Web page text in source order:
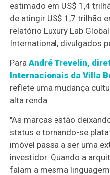
estimado em US$ 1,4
de atingir US$ 1,7 trilhão
relatório Luxury Lab
International, divulgados
ParaAndré Trevelin,
Internacionais da Villa
reflete uma mudança
alta renda.
"As marcas estão
status e tornando-se
imóvel passa a ser uma
investidor. Quando a
falam a mesma